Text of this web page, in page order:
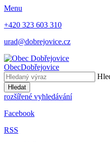
Menu
+420 323 603 310
urad@dobrejovice.cz
ObecDobřejovice
Hledat
rozšířené vyhledávání
Facebook
RSS